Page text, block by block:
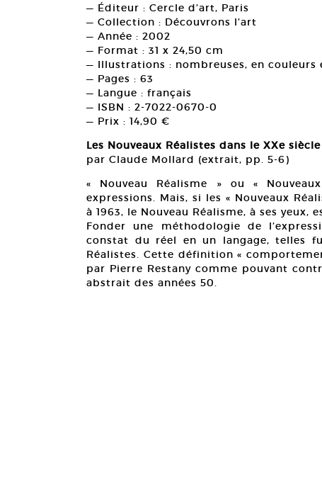
— Éditeur : Cercle d’art, Paris
— Collection : Découvrons l’art
— Année : 2002
— Format : 31 x 24,50 cm
— Illustrations : nombreuses, en couleurs
— Pages : 63
— Langue : français
— ISBN : 2-7022-0670-0
— Prix : 14,90 €
Les Nouveaux Réalistes dans le XXe siècle
par Claude Mollard (extrait, pp. 5-6)
« Nouveau Réalisme » ou «
expressions. Mais, si les « Nouveaux
à 1963, le Nouveau Réalisme, à ses
Fonder une méthodologie de
constat du réel en un langage, telles
Réalistes. Cette définition «
par Pierre Restany comme pouvant
abstrait des années 50.